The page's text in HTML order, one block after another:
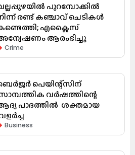
പുറമ്പോക്കിൽ
രണ്ട് കഞ്ചാവ് ചെടികൾ
എക്സൈസ്
ആരംഭിച്ചു
Crime
പെയിന്റ്സിന്
വർഷത്തിന്റെ
പാദത്തിൽ ശക്തമായ
Business